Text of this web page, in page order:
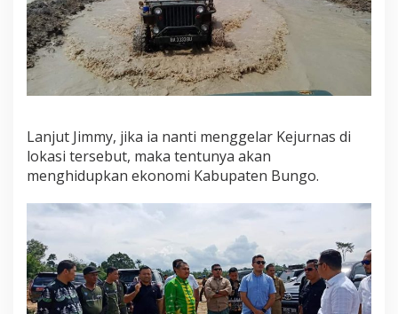
Lanjut Jimmy, jika ia nanti menggelar Kejurnas di
lokasi tersebut, maka tentunya akan
menghidupkan ekonomi Kabupaten Bungo.